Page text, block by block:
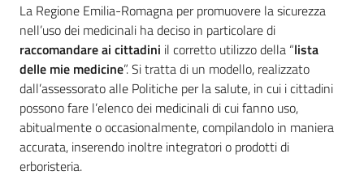
La Regione Emilia-Romagna per promuovere la sicurezza
nell’uso dei medicinali ha deciso in particolare di
raccomandare ai cittadini il corretto utilizzo della “lista
delle mie medicine”. Si tratta di un modello, realizzato
dall’assessorato alle Politiche per la salute, in cui i cittadini
possono fare l’elenco dei medicinali di cui fanno uso,
abitualmente o occasionalmente, compilandolo in maniera
accurata, inserendo inoltre integratori o prodotti di
erboristeria.